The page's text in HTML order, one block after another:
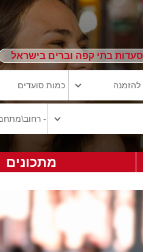
בתי קפה וברים בישראל
מתכונים